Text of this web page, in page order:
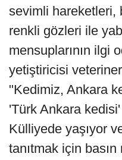
sevimli hareketleri,
renkli gözleri ile
mensuplarının ilgi
yetiştiricisi
"Kedimiz, Ankara
'Türk Ankara
Külliyede yaşıyor
tanıtmak için